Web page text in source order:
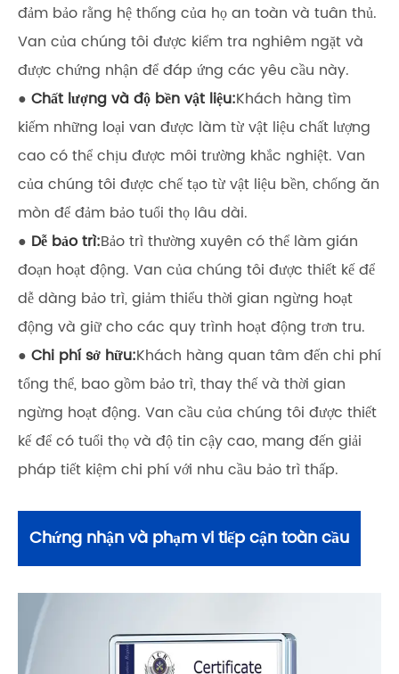
đảm bảo rằng hệ thống của họ an toàn và tuân thủ.
Van của chúng tôi được kiểm tra nghiêm ngặt và
được chứng nhận để đáp ứng các yêu cầu này.
● Chất lượng và độ bền vật liệu:Khách hàng tìm
kiếm những loại van được làm từ vật liệu chất lượng
cao có thể chịu được môi trường khắc nghiệt. Van
của chúng tôi được chế tạo từ vật liệu bền, chống ăn
mòn để đảm bảo tuổi thọ lâu dài.
● Dễ bảo trì:Bảo trì thường xuyên có thể làm gián
đoạn hoạt động. Van của chúng tôi được thiết kế để
dễ dàng bảo trì, giảm thiểu thời gian ngừng hoạt
động và giữ cho các quy trình hoạt động trơn tru.
● Chi phí sở hữu:Khách hàng quan tâm đến chi phí
tổng thể, bao gồm bảo trì, thay thế và thời gian
ngừng hoạt động. Van cầu của chúng tôi được thiết
kế để có tuổi thọ và độ tin cậy cao, mang đến giải
pháp tiết kiệm chi phí với nhu cầu bảo trì thấp.
Chứng nhận và phạm vi tiếp cận toàn cầu